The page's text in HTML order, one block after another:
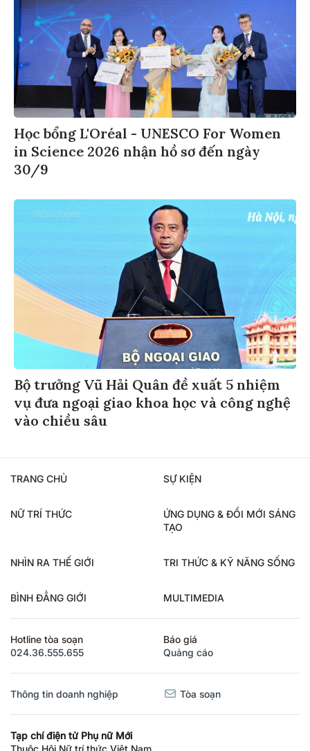
Học bổng L'Oréal - UNESCO For Women
in Science 2026 nhận hồ sơ đến ngày
30/9
Bộ trưởng Vũ Hải Quân đề xuất 5 nhiệm
vụ đưa ngoại giao khoa học và công nghệ
vào chiều sâu
TRANG CHỦ SỰ KIỆN
NỮ TRÍ THỨC
ỨNG DỤNG & ĐỔI MỚI SÁNG
TẠO
NHÌN RA THẾ GIỚI TRI THỨC & KỸ NĂNG SỐNG
BÌNH ĐẲNG GIỚI MULTIMEDIA
Hotline tòa soạn
024.36.555.655
Báo giá
Quảng cáo
Thông tin doanh nghiệp Tòa soạn
Tạp chí điện tử Phụ nữ Mới